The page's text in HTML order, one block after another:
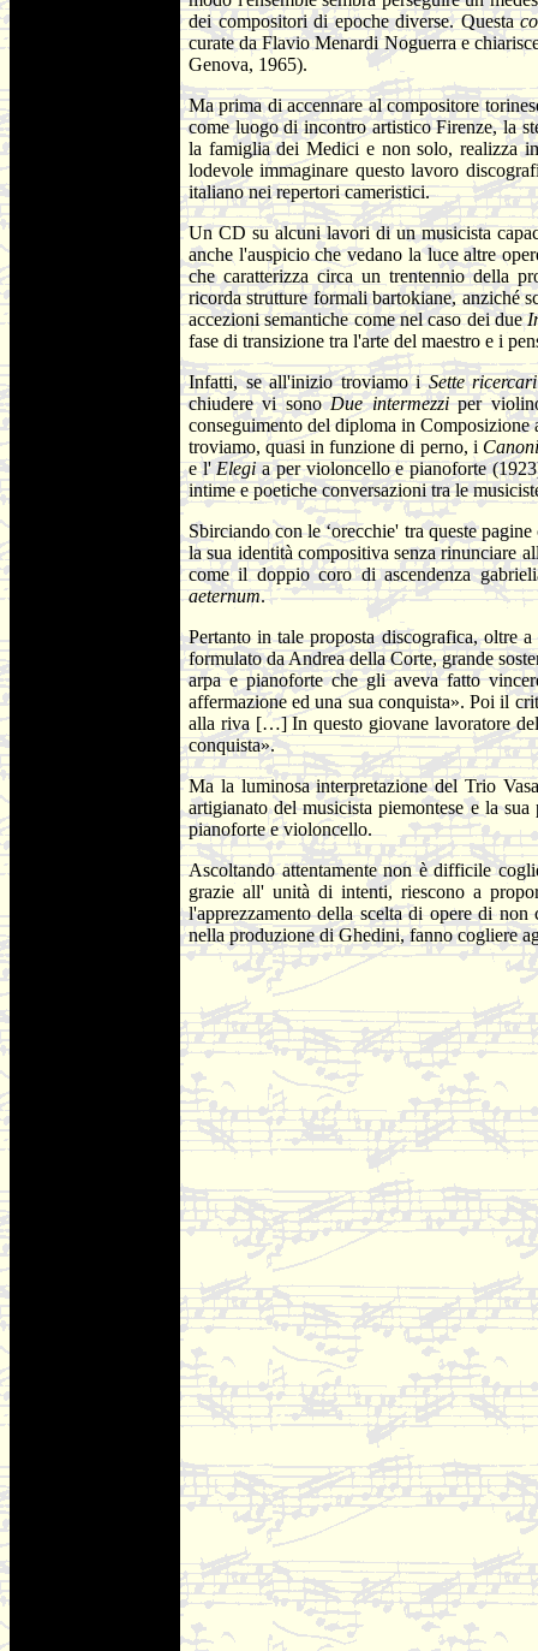
dei compositori di epoche diverse. Questa
curate da Flavio Menardi Noguerra e
Genova, 1965).
Ma prima di accennare al compositore
come luogo di incontro artistico Firenze, la
la famiglia dei Medici e non solo, realizza
lodevole immaginare questo lavoro
italiano nei repertori cameristici.
Un CD su alcuni lavori di un musicista
anche l'auspicio che vedano la luce altre
che caratterizza circa un trentennio della
ricorda strutture formali bartokiane, anziché
accezioni semantiche come nel caso dei due
fase di transizione tra l'arte del maestro e i
Infatti, se all'inizio troviamo iSette
chiudere vi sonoDue intermezziper
conseguimento del diploma in
troviamo, quasi in funzione di perno, i
e l'Elegia per violoncello e pianoforte
intime e poetiche conversazioni tra le
Sbirciando con le ‘orecchie' tra queste
la sua identità compositiva senza rinunciare
come il doppio coro di ascendenza
aeternum.
Pertanto in tale proposta discografica, oltre
formulato da Andrea della Corte, grande
arpa e pianoforte che gli aveva fatto
affermazione ed una sua conquista». Poi il
alla riva […] In questo giovane lavoratore
conquista».
Ma la luminosa interpretazione del Trio
artigianato del musicista piemontese e la
pianoforte e violoncello.
Ascoltando attentamente non è difficile
grazie all' unità di intenti, riescono a
l'apprezzamento della scelta di opere di
nella produzione di Ghedini, fanno cogliere